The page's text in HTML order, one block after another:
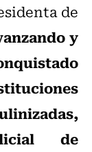
de
y
de